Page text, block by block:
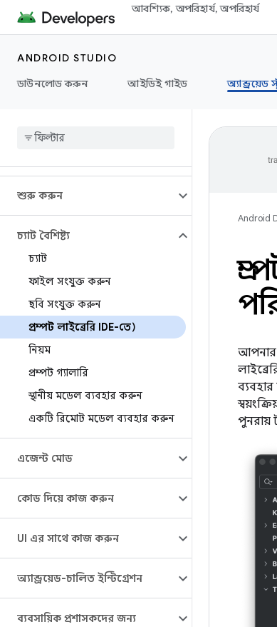
আবশ্যিক, অপরিহার্য, অপরিহার্য
ANDROID STUDIO
ডাউনলোড করুন
আইডিই গাইড অ্যান্ড্রয়েড
শুরু করুন
চ্যাট বৈশিষ্ট্য
চ্যাট
ফাইল সংযুক্ত করুন
ছবি সংযুক্ত করুন
প্রম্পট লাইব্রেরি (IDE-তে)
নিয়ম
প্রম্পট গ্যালারি
স্থানীয় মডেল ব্যবহার করুন
একটি রিমোট মডেল ব্যবহার করুন
এজেন্ট মোড
কোড দিয়ে কাজ করুন
UI এর সাথে কাজ করুন
অ্যান্ড্রয়েড-চালিত ইন্টিগ্রেশন
ব্যবসায়িক প্রশাসকদের জন্য
Android
আপনার
পুনরায়